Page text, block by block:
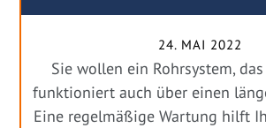
24. MAI 2022
Sie wollen ein Rohrsystem,
funktioniert auch über einen
Eine regelmäßige Wartung hilft